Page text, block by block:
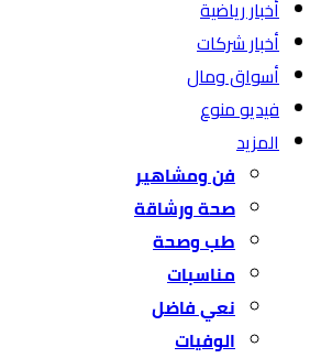
أخبار رياضية
أخبار شركات
أسواق ومال
فيديو منوع
المزيد
فن ومشاهير
صحة ورشاقة
طب وصحة
مناسبات
نعي فاضل
الوفيات